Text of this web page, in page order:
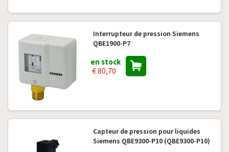
Interrupteur de pression Siemens
QBE1900-P7
en stock
€ 80,70
Capteur de pression pour liquides
Siemens QBE9300-P10 (QBE9300-P10)